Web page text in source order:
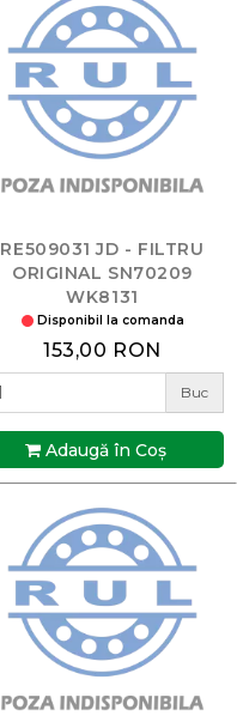
RE509031 JD - FILTRU
ORIGINAL SN70209
WK8131
Disponibil la comanda
153,00 RON
Buc
Adaugă în Coş